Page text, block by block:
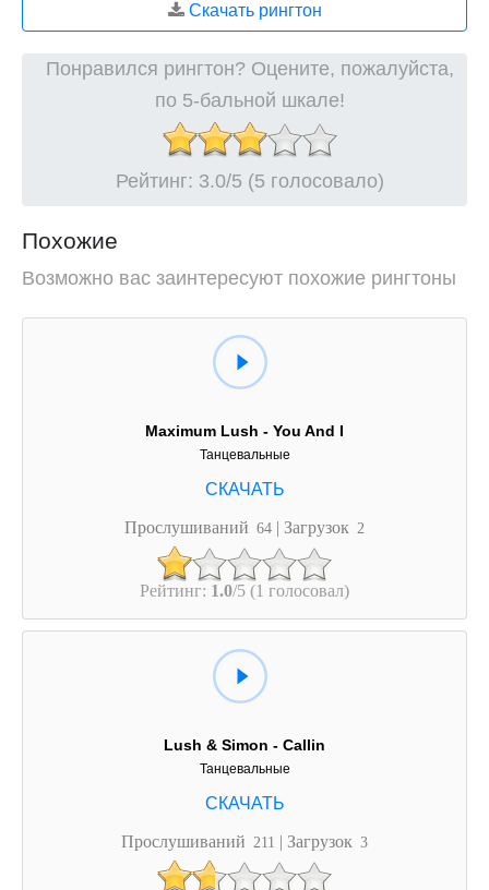
Скачать рингтон
Понравился рингтон? Оцените, пожалуйста,
по 5-бальной шкале!
Рейтинг: 3.0/5 (5 голосовало)
Похожие
Возможно вас заинтересуют похожие рингтоны
Maximum Lush - You And I
Танцевальные
Прослушиваний 64 | Загрузок 2
Рейтинг: 1.0/5 (1 голосовал)
Lush & Simon - Callin
Танцевальные
Прослушиваний 211 | Загрузок 3